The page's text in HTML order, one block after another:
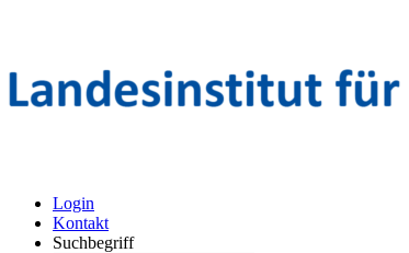
Login
Kontakt
Suchbegriff